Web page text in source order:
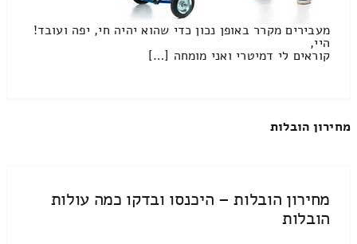
מעבירים מקרר באופן נכון כדי שהוא יהיה חי, יפה ועובד!
היי,
קוראים לי דמיטרי ואני מומחה […]
מחירון הובלות
מחירון הובלות – היכנסו ובדקו כמה עולות
הובלות